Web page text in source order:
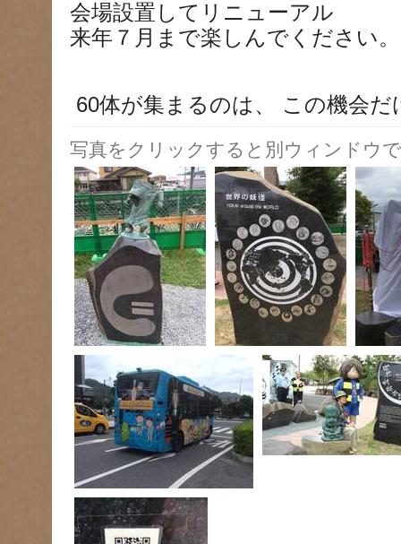
会場設置してリニューアル
来年７月まで楽しんでください。
60体が集まるのは、 この機会だ
写真をクリックすると別ウィンドウ